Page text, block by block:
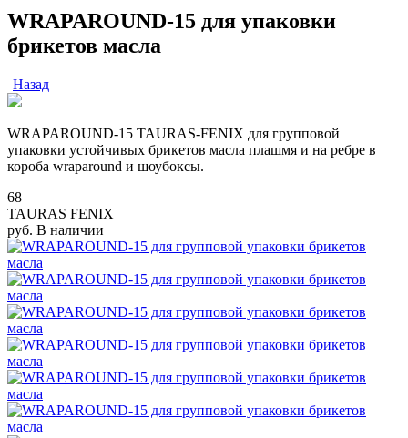
WRAPAROUND-15 для упаковки
брикетов масла
Назад
WRAPAROUND-15 TAURAS-FENIX для групповой
упаковки устойчивых брикетов масла плашмя и на ребре в
короба wraparound и шоубоксы.
68
TAURAS FENIX
руб. В наличии